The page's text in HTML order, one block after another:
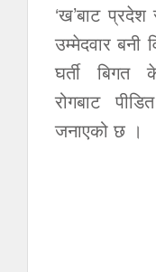
‘ख’बाट प्रदेश
उम्मेदवार बनी
घर्ती बिगत
रोगबाट
जनाएको छ ।